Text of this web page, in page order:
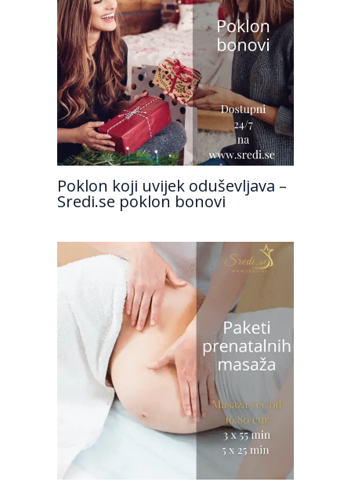
Poklon koji uvijek oduševljava –
Sredi.se poklon bonovi